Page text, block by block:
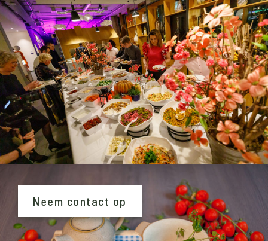
Neem contact op